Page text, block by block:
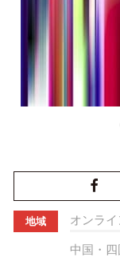
地域 オンライ
中国・四